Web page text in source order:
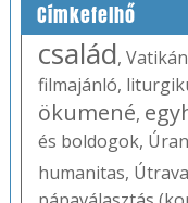
Címkefelhő
család, Vatikán
filmajánló,
ökumené,
és boldogok,
humanitas,